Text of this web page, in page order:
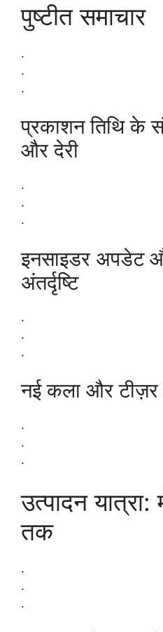
पुष्टीत समाचार
.
.
.
प्रकाशन तिथि के
और देरी
.
.
.
इनसाइडर अपडेट
अंतर्दृष्टि
.
.
.
नई कला और
.
.
.
उत्पादन यात्रा:
तक
.
.
.